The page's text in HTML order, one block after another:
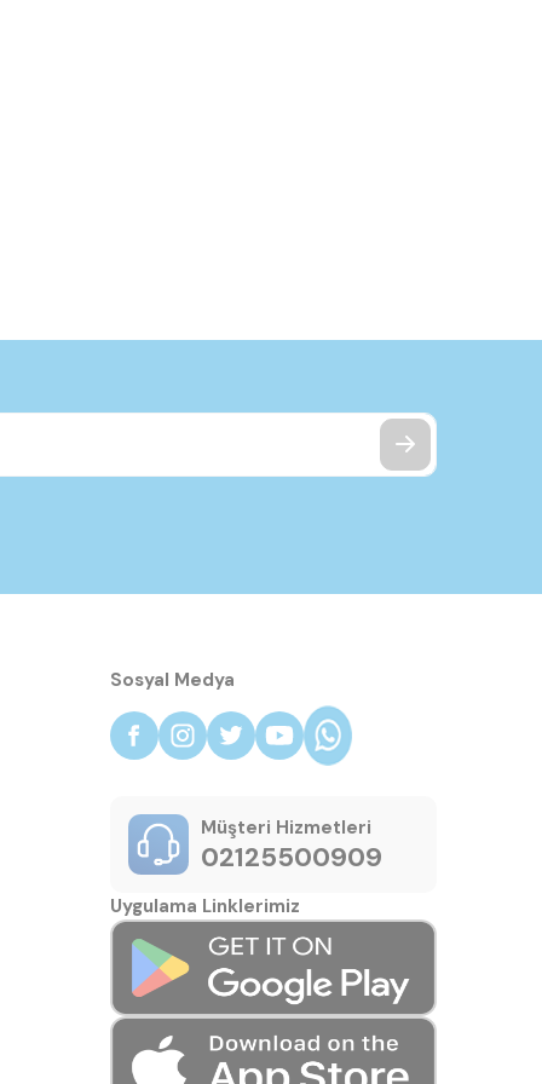
Sosyal Medya
Müşteri Hizmetleri
02125500909
Uygulama Linklerimiz